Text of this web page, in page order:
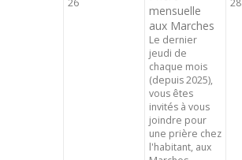
26
mensuelle
aux Marches
Le dernier
jeudi de
chaque mois
(depuis 2025),
vous êtes
invités à vous
joindre pour
une prière chez
l'habitant, aux
28